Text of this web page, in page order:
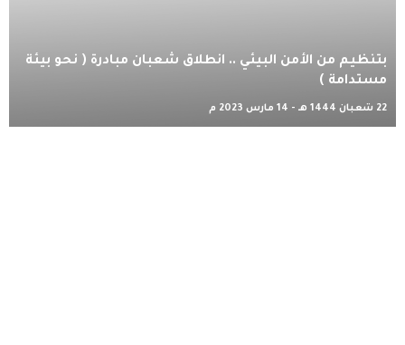
بتنظيم من الأمن البيئي .. انطلاق شعبان مبادرة ( نحو بيئة
مستدامة )
22 شعبان 1444 هـ - 14 مارس 2023 م